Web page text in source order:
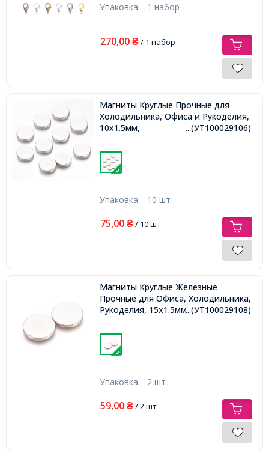
Упаковка: 1 набор
270,00 ₴/ 1 набор
Магниты Круглые Прочные для
Холодильника, Офиса и Рукоделия,
10х1.5мм,
...(УТ100029106)
Упаковка: 10 шт
75,00 ₴/ 10 шт
Магниты Круглые Железные
Прочные для Офиса, Холодильника,
Рукоделия, 15х1.5мм,...(УТ100029108)
Упаковка: 2 шт
59,00 ₴/ 2 шт